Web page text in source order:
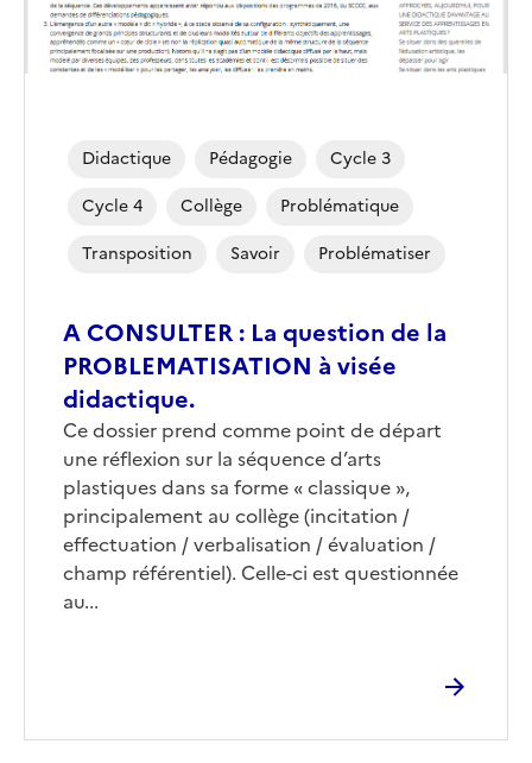
A CONSULTER : La question de la
PROBLEMATISATION à visée
didactique.
Corps
Ce dossier prend comme point de départ
une réflexion sur la séquence d’arts
plastiques dans sa forme « classique »,
principalement au collège (incitation /
effectuation / verbalisation / évaluation /
champ référentiel). Celle-ci est questionnée
au...
Didactique Pédagogie
Cycle 3
Cycle 4
Collège
Problématique
Transposition
Savoir Problématiser